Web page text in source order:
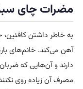
مضرات چای
به خاطر داشتن
آهن می‌کند. خانم‌های
دارند و آن‌هایی که
مصرف آن زیاده روی